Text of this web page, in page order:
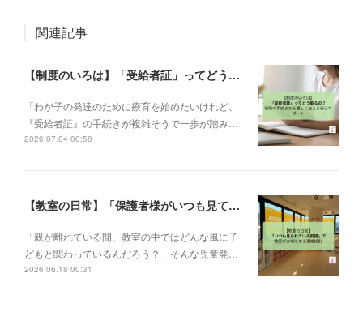
関連記事
【制度のいろは】「受給者証」ってどう取るの？申請の流れと、てらぴぁぽけっとの安心サポート✨
「わが子の発達のために療育を始めたいけれど、
『受給者証』の手続きが複雑そうで一歩が踏み…
2026.07.04 00:58
【教室の日常】「保護者様がいつも見ている前提で」。私たちが大切にする教室運営指針✨
「親が離れている間、教室の中ではどんな風に子
どもと関わっているんだろう？」そんな児童発…
2026.06.18 00:31